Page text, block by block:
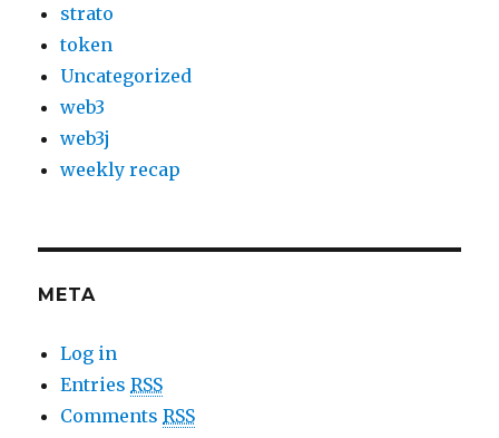
strato
token
Uncategorized
web3
web3j
weekly recap
META
Log in
EntriesRSS
CommentsRSS